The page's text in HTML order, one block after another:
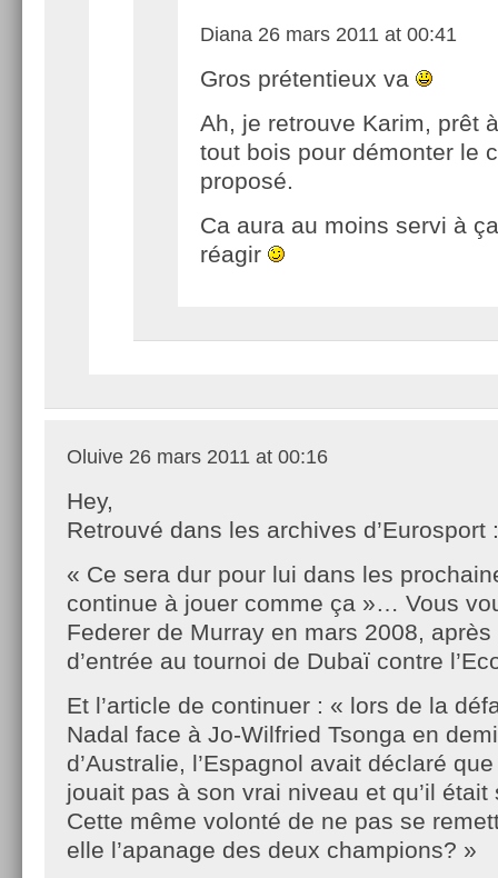
Diana 26 mars 2011 at 00:41
Gros prétentieux va
Ah, je retrouve Karim, prêt
tout bois pour démonter le
proposé.
Ca aura au moins servi à
réagir
Oluive 26 mars 2011 at 00:16
Hey,
Retrouvé dans les archives d’Eurosport :
« Ce sera dur pour lui dans les
continue à jouer comme ça »… Vous
Federer de Murray en mars 2008,
d’entrée au tournoi de Dubaï contre
Et l’article de continuer : « lors de la
Nadal face à Jo-Wilfried Tsonga en
d’Australie, l’Espagnol avait déclaré
jouait pas à son vrai niveau et qu’il était
Cette même volonté de ne pas se
elle l’apanage des deux champions? »